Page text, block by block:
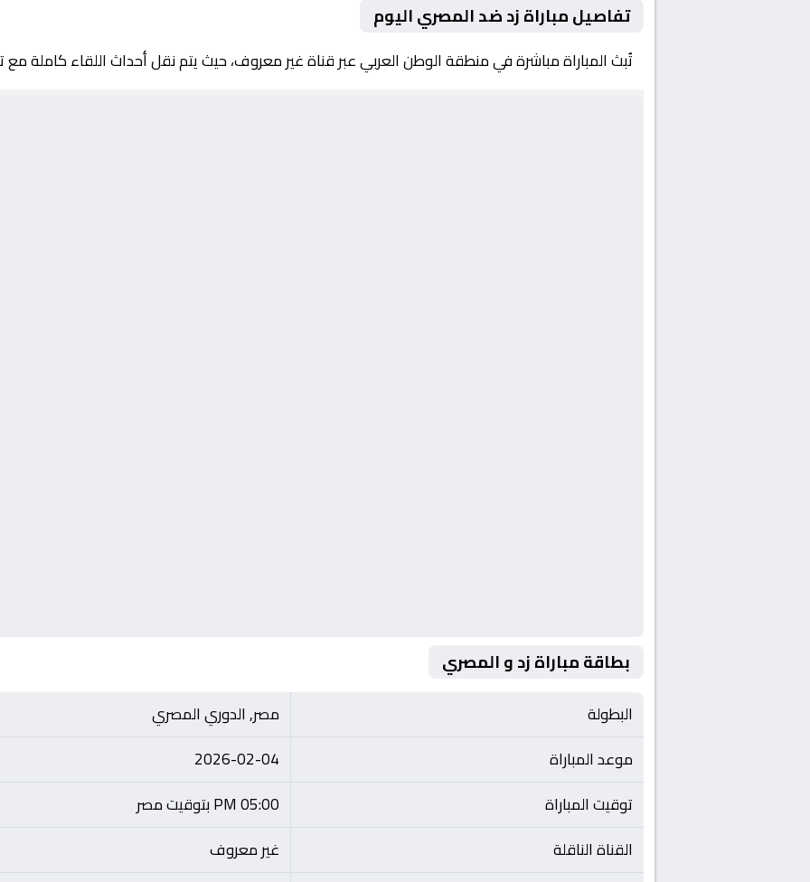
تفاصيل مباراة زد ضد المصري اليوم
تُبث المباراة مباشرة في منطقة الوطن العربي عبر قناة غير معروف، حيث يتم نقل أحداث اللقاء كاملة
بطاقة مباراة زد و المصري
البطولة
مصر, الدوري المصري
موعد المباراة
2026-02-04
توقيت المباراة
05:00 PM بتوقيت مصر
القناة الناقلة
غير معروف